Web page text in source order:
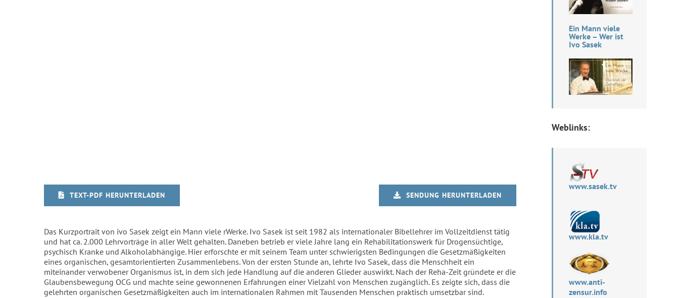
TEXT-PDF HERUNTERLADEN SENDUNG HERUNTERLADEN
Das Kurzportrait von ivo Sasek zeigt ein Mann viele rWerke. Ivo Sasek ist seit 1982 als internationaler Bibellehrer im Vollzeitdienst tätig
und hat ca. 2.000 Lehrvorträge in aller Welt gehalten. Daneben betrieb er viele Jahre lang ein Rehabilitationswerk für Drogensüchtige,
psychisch Kranke und Alkoholabhängige. Hier erforschte er mit seinem Team unter schwierigsten Bedingungen die Gesetzmäßigkeiten
eines organischen, gesamtorientierten Zusammenlebens. Von der ersten Stunde an, lehrte Ivo Sasek, dass die Menschheit ein
miteinander verwobener Organismus ist, in dem sich jede Handlung auf die anderen Glieder auswirkt. Nach der Reha-Zeit gründete er die
Glaubensbewegung OCG und machte seine gewonnenen Erfahrungen einer Vielzahl von Menschen zugänglich. Es zeigte sich, dass die
gelehrten organischen Gesetzmäßigkeiten auch im internationalen Rahmen mit Tausenden Menschen praktisch umsetzbar sind.
Ein Mann viele
Werke – Wer ist
Ivo Sasek
Weblinks:
www.sasek.tv
www.kla.tv
www.anti-
zensur.info